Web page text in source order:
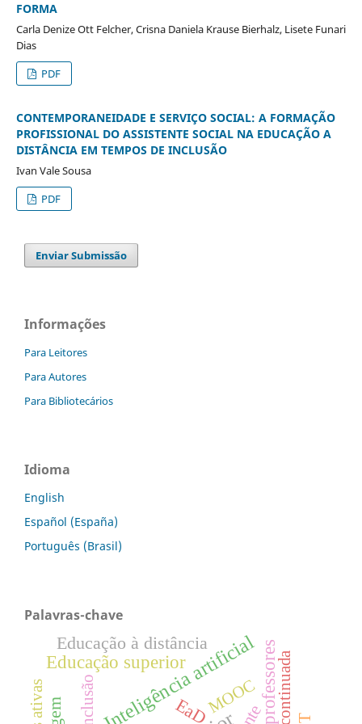
FORMA
Carla Denize Ott Felcher, Crisna Daniela Krause Bierhalz, Lisete Funari
Dias
PDF
CONTEMPORANEIDADE E SERVIÇO SOCIAL: A FORMAÇÃO
PROFISSIONAL DO ASSISTENTE SOCIAL NA EDUCAÇÃO A
DISTÂNCIA EM TEMPOS DE INCLUSÃO
Ivan Vale Sousa
PDF
Enviar Submissão
Informações
Para Leitores
Para Autores
Para Bibliotecários
Idioma
English
Español (España)
Português (Brasil)
Palavras-chave
Inteligência artificial
Educação superior
EaD
Educação à distância
Inclusão MOOC